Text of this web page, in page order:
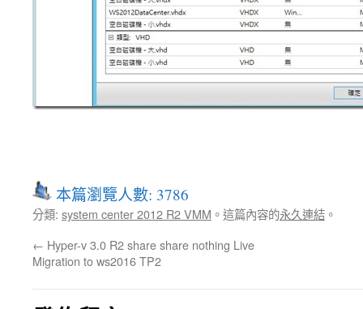
本篇瀏覽人數: 3786
分類: system center 2012 R2 VMM 。這篇內容的永久連結 。
← Hyper-v 3.0 R2 share share nothing Live
Migration to ws2016 TP2